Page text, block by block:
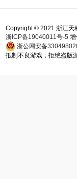
Copyright © 2021 浙江天
浙ICP备19040011号-5
浙公网安备
抵制不良游戏，拒绝盗版